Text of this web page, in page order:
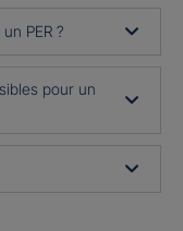
PER ?
pour un